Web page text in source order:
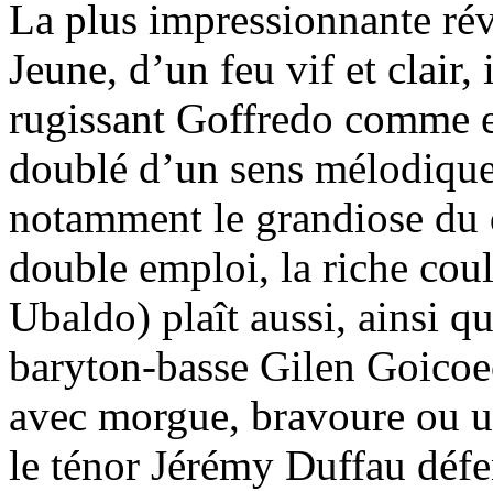
La plus impressionnante
Jeune, d’un feu vif et
rugissant Goffredo comme
doublé d’un sens
notamment le grandiose
double emploi, la riche
Ubaldo) plaît aussi, ainsi
baryton-basse Gilen
avec morgue, bravoure ou
le ténor Jérémy Duffau